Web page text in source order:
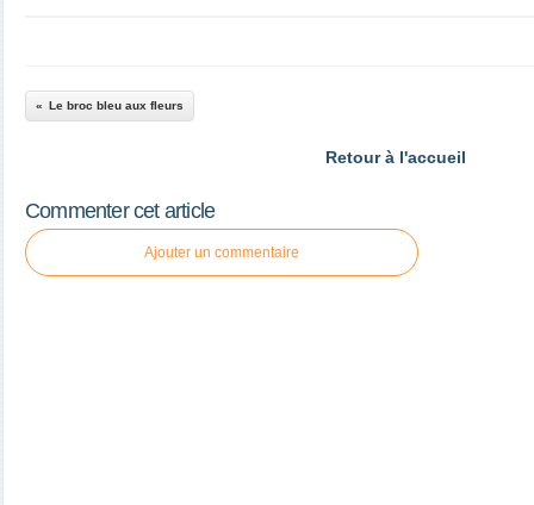
Le broc bleu aux fleurs
Retour à l'accueil
Commenter cet article
Ajouter un commentaire